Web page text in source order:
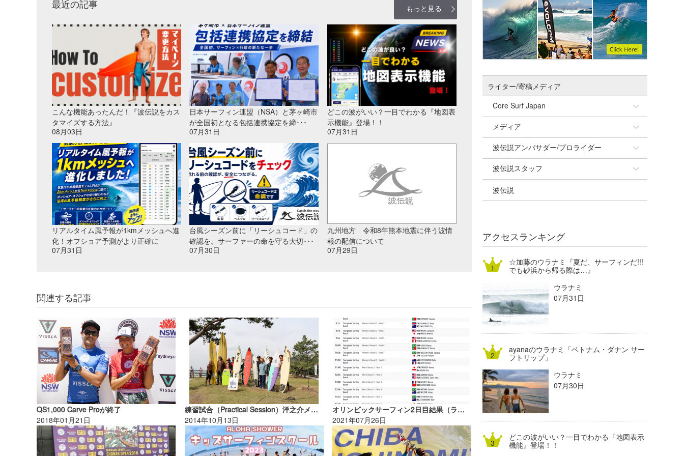
最近の記事 もっと見る
こんな機能あったんだ！『波伝説をカス
タマイズする方法』
08月03日
日本サーフィン連盟（NSA）と茅ヶ崎市
が全国初となる包括連携協定を締･･･
07月31日
どこの波がいい？一目でわかる『地図表
示機能』登場！！
07月31日
リアルタイム風予報が1kmメッシュへ進
化！オフショア予測がより正確に
07月31日
台風シーズン前に「リーシュコード」の
確認を。サーファーの命を守る大切･･･
07月30日
九州地方 令和8年熊本地震に伴う波情
報の配信について
07月29日
関連する記事
QS1,000 Carve Proが終了
2018年01月21日
練習試合（Practical Session）洋之介メモリアルカップ葉山！
2014年10月13日
オリンピックサーフィン2日目結果（ラウンド3）
2021年07月26日
ライター/寄稿メディア
Core Surf Japan
Naoya Kimoto
mitsuteru Kamio
Yasunari Inoue
Yoshiyuki Obata
DELTA FORCE SURF
熊谷素子
メディア
SURFMEDIA
Colors MAGAZINE
WAVAL
波伝説アンバサダー/プロライダー
福島寿実子
中浦“JET”章
進士剛光
植村未来
NOBUFUKU
大野”MAR”修聖
喜納海人
波伝説スタッフ
☆加藤
Aichan
ECE
G◎Da
H
KID
KOBU
KY
MIN
mitz
OYZ
波伝説
アクセスランキング
☆加藤のウラナミ『夏だ、サーフィンだ!!!
でも砂浜から帰る際は…』
ウラナミ
07月31日
ayanaのウラナミ「ベトナム・ダナン サー
フトリップ」
ウラナミ
07月30日
どこの波がいい？一目でわかる『地図表示
機能』登場！！